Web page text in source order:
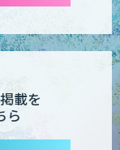
載を
ら